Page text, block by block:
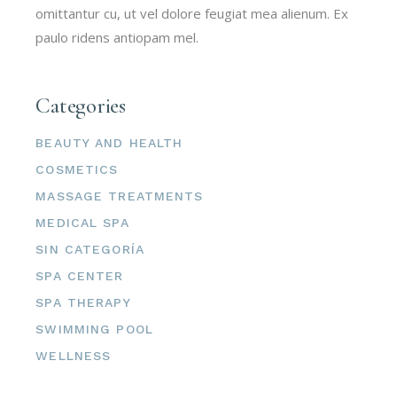
omittantur cu, ut vel dolore feugiat mea alienum. Ex
paulo ridens antiopam mel.
Categories
BEAUTY AND HEALTH
COSMETICS
MASSAGE TREATMENTS
MEDICAL SPA
SIN CATEGORÍA
SPA CENTER
SPA THERAPY
SWIMMING POOL
WELLNESS